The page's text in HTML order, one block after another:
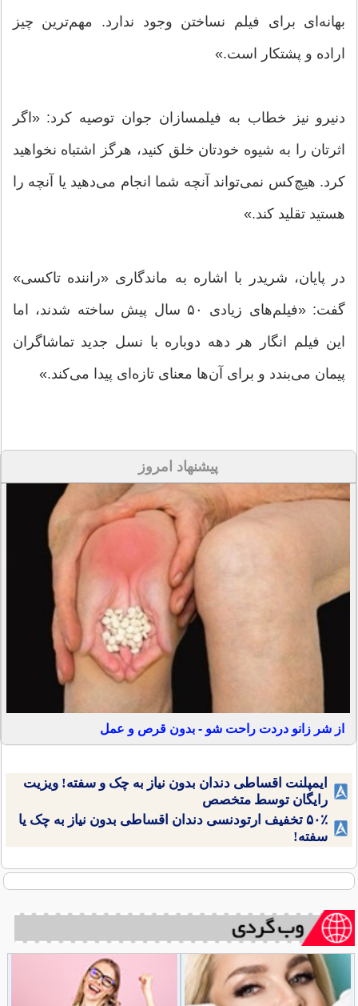
بهانه‌ای برای فیلم نساختن وجود ندارد. مهم‌ترین چیز
اراده و پشتکار است.»
دنیرو نیز خطاب به فیلمسازان جوان توصیه کرد: «اگر
اثرتان را به شیوه خودتان خلق کنید، هرگز اشتباه نخواهید
کرد. هیچ‌کس نمی‌تواند آنچه شما انجام می‌دهید یا آنچه را
هستید تقلید کند.»
در پایان، شریدر با اشاره به ماندگاری «راننده تاکسی»
گفت: «فیلم‌های زیادی ۵۰ سال پیش ساخته شدند، اما
این فیلم انگار هر دهه دوباره با نسل جدید تماشاگران
پیمان می‌بندد و برای آن‌ها معنای تازه‌ای پیدا می‌کند.»
پیشنهاد امروز
از شر زانو دردت راحت شو - بدون قرص و عمل
ایمپلنت اقساطی دندان بدون نیاز به چک و سفته! ویزیت
رایگان توسط متخصص
۵۰٪ تخفیف ارتودنسی دندان اقساطی بدون نیاز به چک یا
سفته!